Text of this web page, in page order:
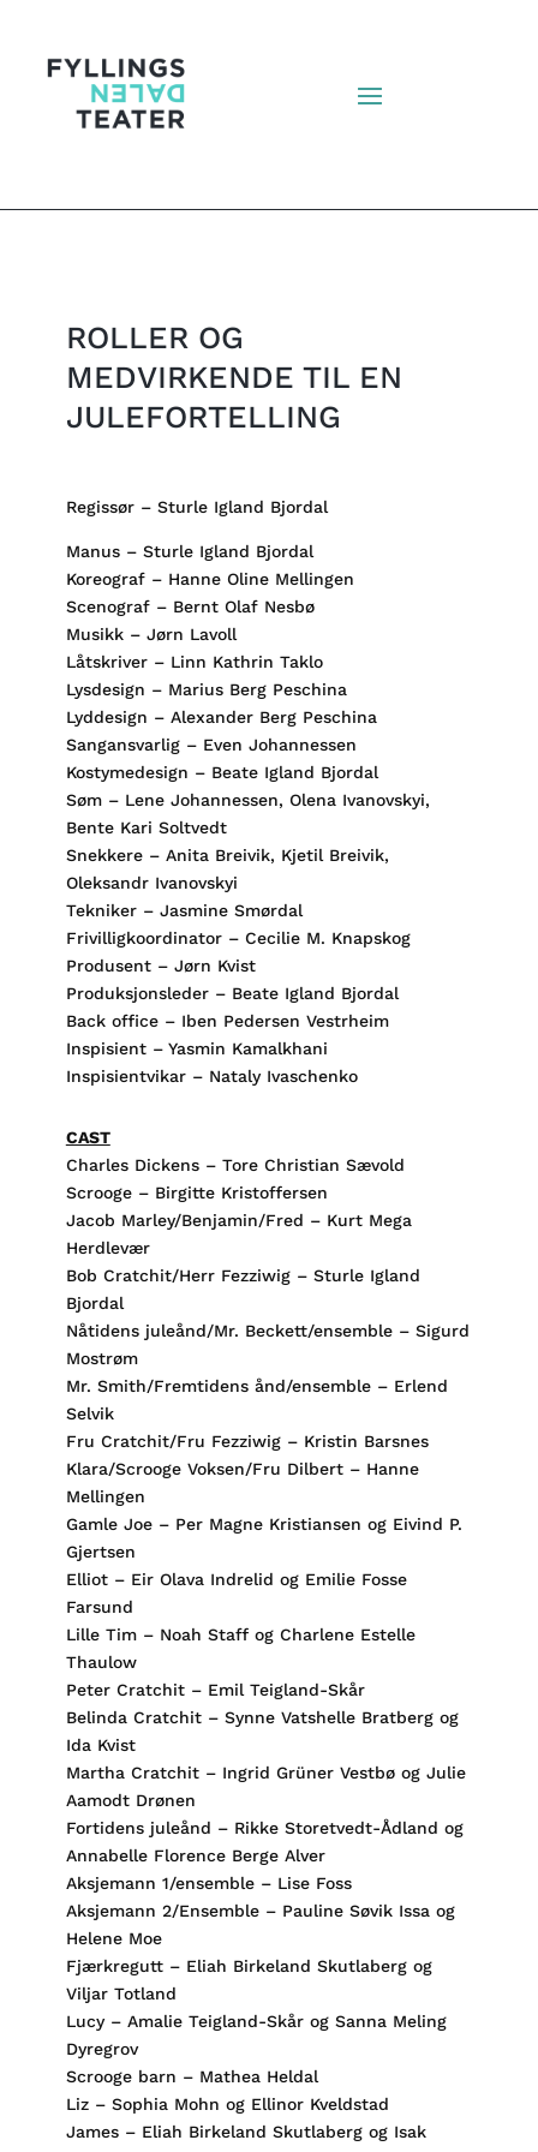
ROLLER OG
MEDVIRKENDE TIL EN
JULEFORTELLING
Regissør – Sturle Igland Bjordal
Manus – Sturle Igland Bjordal
Koreograf – Hanne Oline Mellingen
Scenograf – Bernt Olaf Nesbø
Musikk – Jørn Lavoll
Låtskriver – Linn Kathrin Taklo
Lysdesign – Marius Berg Peschina
Lyddesign – Alexander Berg Peschina
Sangansvarlig – Even Johannessen
Kostymedesign – Beate Igland Bjordal
Søm – Lene Johannessen, Olena Ivanovskyi,
Bente Kari Soltvedt
Snekkere – Anita Breivik, Kjetil Breivik,
Oleksandr Ivanovskyi
Tekniker – Jasmine Smørdal
Frivilligkoordinator – Cecilie M. Knapskog
Produsent – Jørn Kvist
Produksjonsleder – Beate Igland Bjordal
Back office – Iben Pedersen Vestrheim
Inspisient – Yasmin Kamalkhani
Inspisientvikar – Nataly Ivaschenko
CAST
Charles Dickens – Tore Christian Sævold
Scrooge – Birgitte Kristoffersen
Jacob Marley/Benjamin/Fred – Kurt Mega
Herdlevær
Bob Cratchit/Herr Fezziwig – Sturle Igland
Bjordal
Nåtidens juleånd/Mr. Beckett/ensemble – Sigurd
Mostrøm
Mr. Smith/Fremtidens ånd/ensemble – Erlend
Selvik
Fru Cratchit/Fru Fezziwig – Kristin Barsnes
Klara/Scrooge Voksen/Fru Dilbert – Hanne
Mellingen
Gamle Joe – Per Magne Kristiansen og Eivind P.
Gjertsen
Elliot – Eir Olava Indrelid og Emilie Fosse
Farsund
Lille Tim – Noah Staff og Charlene Estelle
Thaulow
Peter Cratchit – Emil Teigland-Skår
Belinda Cratchit – Synne Vatshelle Bratberg og
Ida Kvist
Martha Cratchit – Ingrid Grüner Vestbø og Julie
Aamodt Drønen
Fortidens juleånd – Rikke Storetvedt-Ådland og
Annabelle Florence Berge Alver
Aksjemann 1/ensemble – Lise Foss
Aksjemann 2/Ensemble – Pauline Søvik Issa og
Helene Moe
Fjærkregutt – Eliah Birkeland Skutlaberg og
Viljar Totland
Lucy – Amalie Teigland-Skår og Sanna Meling
Dyregrov
Scrooge barn – Mathea Heldal
Liz – Sophia Mohn og Ellinor Kveldstad
James – Eliah Birkeland Skutlaberg og Isak